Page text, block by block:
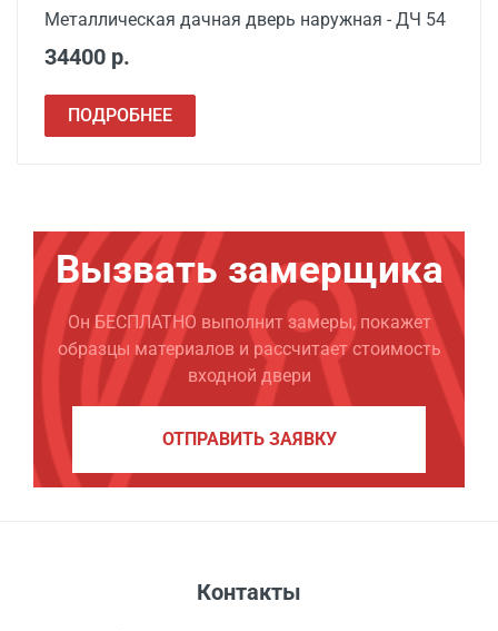
Металлическая дачная дверь наружная - ДЧ 54
34400 р.
ПОДРОБНЕЕ
Вызвать замерщика
Он БЕСПЛАТНО выполнит замеры, покажет
образцы материалов и рассчитает стоимость
входной двери
ОТПРАВИТЬ ЗАЯВКУ
Контакты